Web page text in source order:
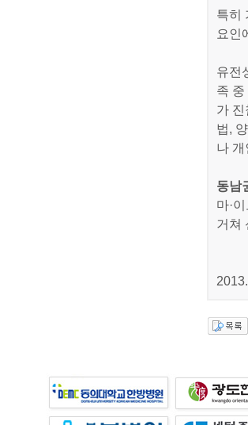
특히
요인
유전
족
가
법,
나
동남
마·
거쳐